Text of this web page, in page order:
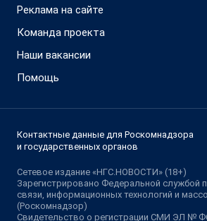
Реклама на сайте
Команда проекта
Наши вакансии
Помощь
Контактные данные для Роскомнадзора
и государственных органов
Сетевое издание «НГС.НОВОСТИ» (18+)
Зарегистрировано Федеральной службой
связи, информационных технологий и
(Роскомнадзор)
Свидетельство о регистрации СМИ ЭЛ №